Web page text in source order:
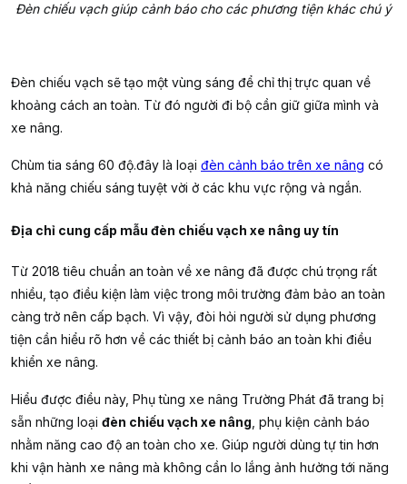
Đèn chiếu vạch giúp cảnh báo cho các phương tiện khác chú ý
Đèn chiếu vạch sẽ tạo một vùng sáng để chỉ thị trực quan về
khoảng cách an toàn. Từ đó người đi bộ cần giữ giữa mình và
xe nâng.
Chùm tia sáng 60 độ.đây là loại đèn cảnh báo trên xe nâng có
khả năng chiếu sáng tuyệt vời ở các khu vực rộng và ngắn.
Địa chỉ cung cấp mẫu đèn chiếu vạch xe nâng uy tín
Từ 2018 tiêu chuẩn an toàn về xe nâng đã được chú trọng rất
nhiều, tạo điều kiện làm việc trong môi trường đảm bảo an toàn
càng trở nên cấp bạch. Vì vậy, đòi hỏi người sử dụng phương
tiện cần hiểu rõ hơn về các thiết bị cảnh báo an toàn khi điều
khiển xe nâng.
Hiểu được điều này, Phụ tùng xe nâng Trường Phát đã trang bị
sẵn những loại đèn chiếu vạch xe nâng , phụ kiện cảnh báo
nhằm năng cao độ an toàn cho xe. Giúp người dùng tự tin hơn
khi vận hành xe nâng mà không cần lo lắng ảnh hưởng tới năng